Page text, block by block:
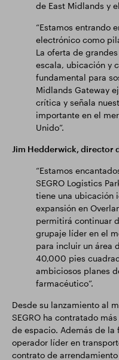
de East Midlands y
“Estamos entrando
electrónico como
La oferta de
escala, ubicación y
fundamental para
Midlands Gateway
crítica y señala
importante en el
Unido”.
Jim Hedderwick, director
“Estamos
SEGRO Logistics
tiene una ubicación
expansión en
permitirá continuar
grupaje líder en el
para incluir un área
40,000 pies
ambiciosos planes
farmacéutico”.
Desde su lanzamiento al
SEGRO ha contratado
de espacio. Además de la
operador líder en
contrato de